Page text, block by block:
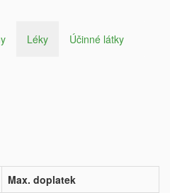
Léky Účinné látky
Max. doplatek